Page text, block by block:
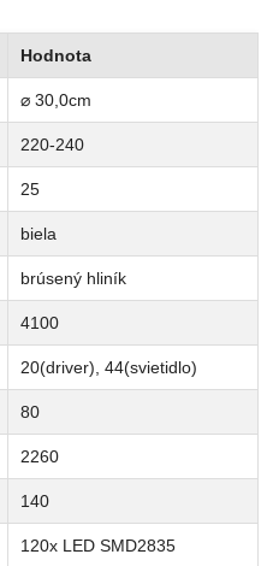
Hodnota
⌀ 30,0cm
220-240
25
biela
brúsený hliník
4100
20(driver), 44(svietidlo)
80
2260
140
120x LED SMD2835